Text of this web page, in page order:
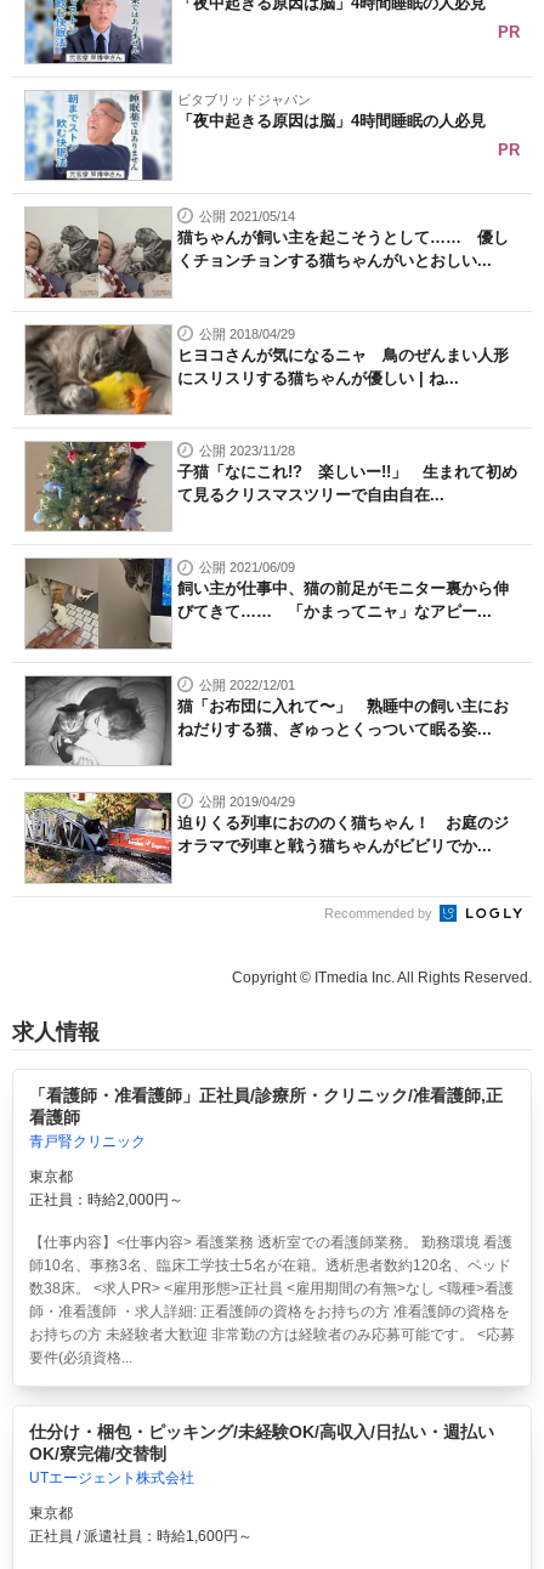
PR
ビタブリッドジャパン
「夜中起きる原因は脳」4時間睡眠の人必見
PR
公開 2021/05/14
猫ちゃんが飼い主を起こそうとして…… 優し
くチョンチョンする猫ちゃんがいとおしい...
公開 2018/04/29
ヒヨコさんが気になるニャ 鳥のぜんまい人形
にスリスリする猫ちゃんが優しい | ね...
公開 2023/11/28
子猫「なにこれ!? 楽しいー!!」 生まれて初め
て見るクリスマスツリーで自由自在...
公開 2021/06/09
飼い主が仕事中、猫の前足がモニター裏から伸
びてきて…… 「かまってニャ」なアピー...
公開 2022/12/01
猫「お布団に入れて〜」 熟睡中の飼い主にお
ねだりする猫、ぎゅっとくっついて眠る姿...
公開 2019/04/29
迫りくる列車におののく猫ちゃん！ お庭のジ
オラマで列車と戦う猫ちゃんがビビリでか...
Recommended by
Copyright © ITmedia Inc. All Rights Reserved.
求人情報
「看護師・准看護師」正社員/診療所・クリニック/准看護師,正
看護師
青戸腎クリニック
東京都
正社員：時給2,000円～
【仕事内容】<仕事内容> 看護業務 透析室での看護師業務。 勤務環境 看護
師10名、事務3名、臨床工学技士5名が在籍。透析患者数約120名、ベッド
数38床。 <求人PR> <雇用形態>正社員 <雇用期間の有無>なし <職種>看護
師・准看護師 ・求人詳細: 正看護師の資格をお持ちの方 准看護師の資格を
お持ちの方 未経験者大歓迎 非常勤の方は経験者のみ応募可能です。 <応募
要件(必須資格...
仕分け・梱包・ピッキング/未経験OK/高収入/日払い・週払い
OK/寮完備/交替制
UTエージェント株式会社
東京都
正社員 / 派遣社員：時給1,600円～